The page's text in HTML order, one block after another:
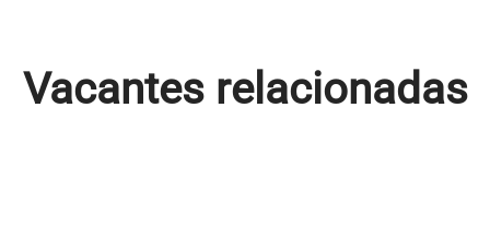
Vacantes relacionadas